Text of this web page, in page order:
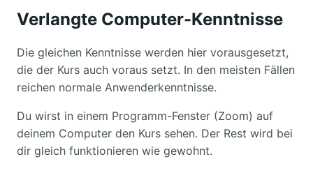
Verlangte Computer-Kenntnisse
Die gleichen Kenntnisse werden hier vorausgesetzt,
die der Kurs auch voraus setzt. In den meisten Fällen
reichen normale Anwenderkenntnisse.
Du wirst in einem Programm-Fenster (Zoom) auf
deinem Computer den Kurs sehen. Der Rest wird bei
dir gleich funktionieren wie gewohnt.